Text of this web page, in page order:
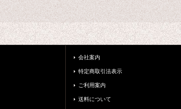
会社案内
特定商取引法表示
ご利用案内
送料について